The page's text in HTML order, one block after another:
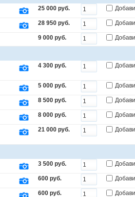
25 000 руб.
28 950 руб.
9 000 руб.
4 300 руб.
5 000 руб.
8 500 руб.
8 000 руб.
21 000 руб.
3 500 руб.
600 руб.
600 руб.